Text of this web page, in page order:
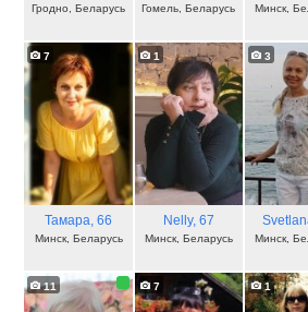
Гродно, Беларусь Гомель, Беларусь Минск,
7
Тамара, 66
Минск, Беларусь
1
Nelly, 67
Минск, Беларусь
3
Минск,
11 7 1